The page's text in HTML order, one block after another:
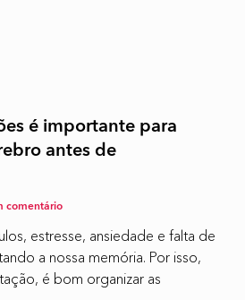
é importante para
antes de
comentário
estresse, ansiedade e falta de
a nossa memória. Por isso,
é bom organizar as